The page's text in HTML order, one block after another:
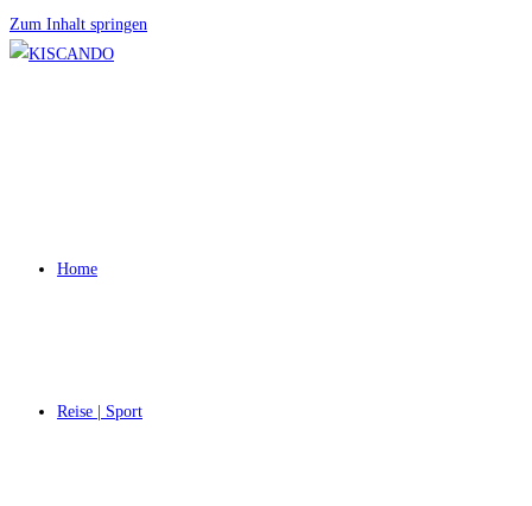
Zum Inhalt springen
Home
Reise | Sport